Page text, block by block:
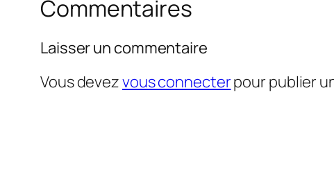
Commentaires
Laisser un commentaire
Vous devezvous connecterpour publier